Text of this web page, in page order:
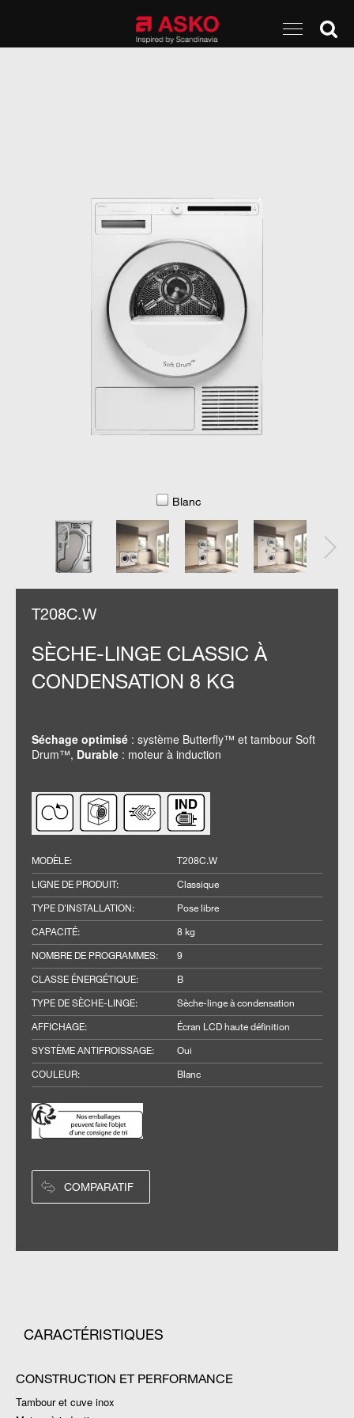
Blanc
T208C.W
SÈCHE-LINGE CLASSIC À
CONDENSATION 8 KG
Séchage optimisé : système Butterfly™ et tambour Soft
Drum™, Durable : moteur à induction
MODÈLE:
T208C.W
LIGNE DE PRODUIT:
Classique
TYPE D'INSTALLATION:
Pose libre
CAPACITÉ:
8 kg
NOMBRE DE PROGRAMMES:
9
CLASSE ÉNERGÉTIQUE:
B
TYPE DE SÈCHE-LINGE:
Sèche-linge à condensation
AFFICHAGE:
Écran LCD haute définition
SYSTÈME ANTIFROISSAGE:
Oui
COULEUR: Blanc
COMPARATIF
CARACTÉRISTIQUES
CONSTRUCTION ET PERFORMANCE
Tambour et cuve inox